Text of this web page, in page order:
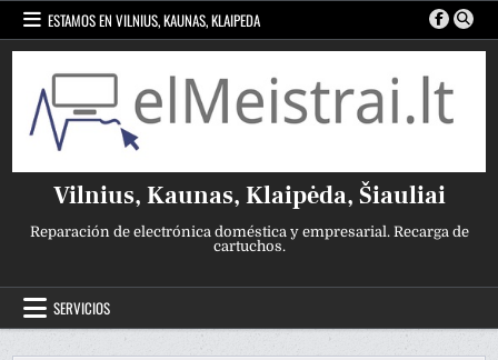
contenido
ESTAMOS EN VILNIUS, KAUNAS, KLAIPEDA
Vilnius, Kaunas, Klaipėda, Šiauliai
Reparación de electrónica doméstica y empresarial. Recarga de
cartuchos.
SERVICIOS